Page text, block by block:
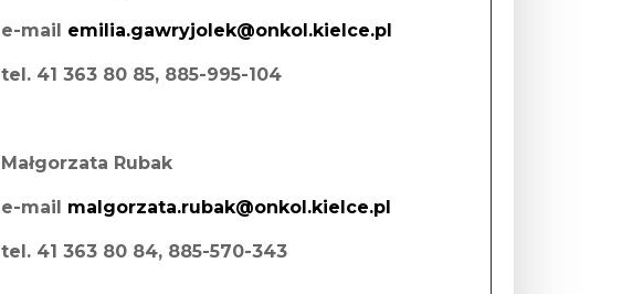
e-mail emilia.gawryjolek@onkol.kielce.pl
tel. 41 363 80 85, 885-995-104
Małgorzata Rubak
e-mail malgorzata.rubak@onkol.kielce.pl
tel. 41 363 80 84, 885-570-343